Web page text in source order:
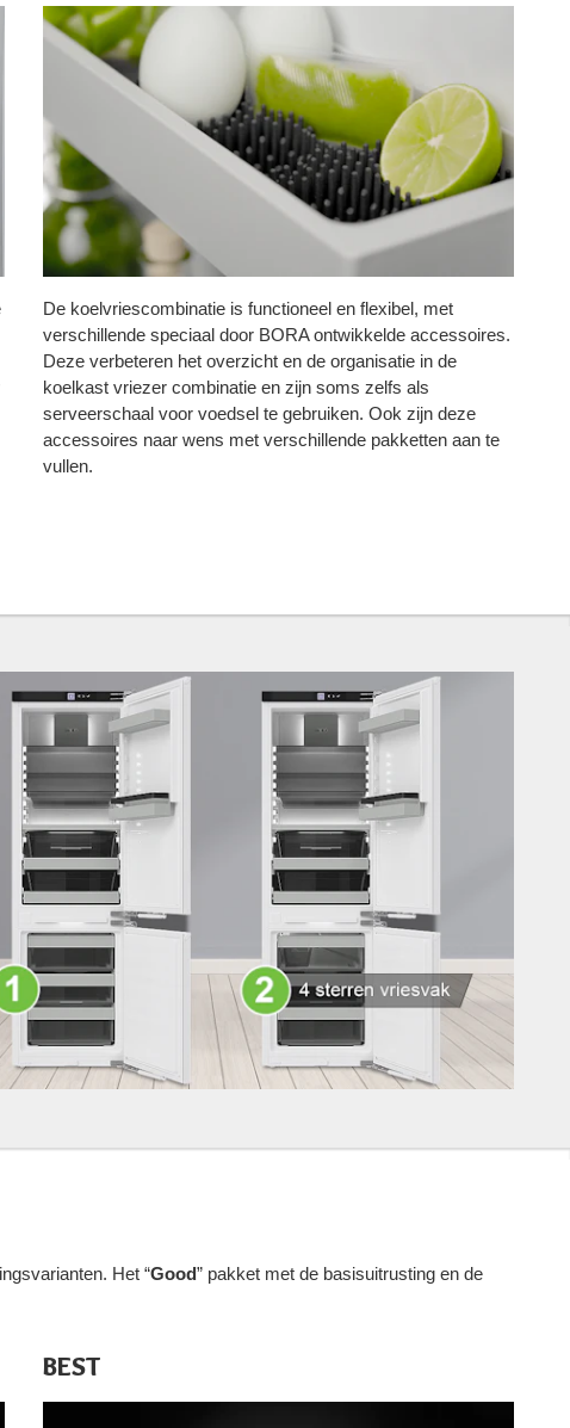
De koelvriescombinatie is functioneel en flexibel, met
verschillende speciaal door BORA ontwikkelde accessoires.
Deze verbeteren het overzicht en de organisatie in de
koelkast vriezer combinatie en zijn soms zelfs als
serveerschaal voor voedsel te gebruiken. Ook zijn deze
accessoires naar wens met verschillende pakketten aan te
vullen.
Het “Good” pakket met de basisuitrusting en de
BEST